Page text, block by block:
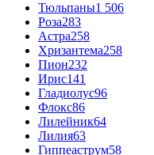
Тюльпаны1 506
Роза283
Астра258
Хризантема258
Пион232
Ирис141
Гладиолус96
Флокс86
Лилейник64
Лилия63
Гиппеаструм58